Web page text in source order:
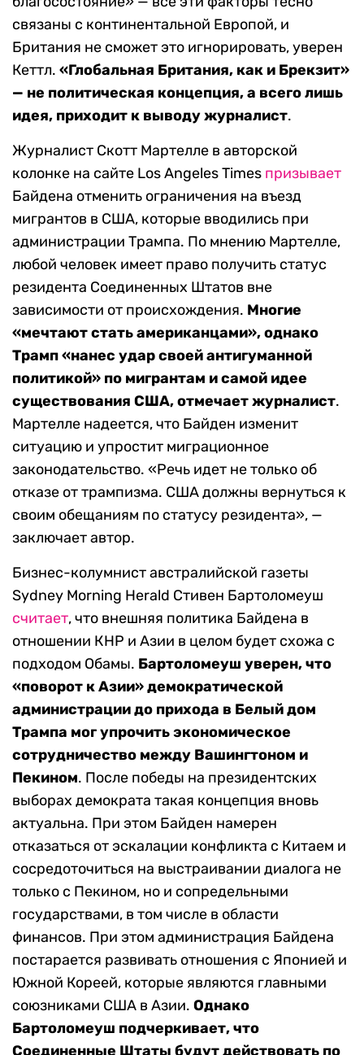
связаны с континентальной Европой, и
Британия не сможет это игнорировать, уверен
Кеттл. «Глобальная Британия, как и Брекзит»
— не политическая концепция, а всего лишь
идея, приходит к выводу журналист.
Журналист Скотт Мартелле в авторской
колонке на сайте Los Angeles Times призывает
Байдена отменить ограничения на въезд
мигрантов в США, которые вводились при
администрации Трампа. По мнению Мартелле,
любой человек имеет право получить статус
резидента Соединенных Штатов вне
зависимости от происхождения. Многие
«мечтают стать американцами», однако
Трамп «нанес удар своей антигуманной
политикой» по мигрантам и самой идее
существования США, отмечает журналист.
Мартелле надеется, что Байден изменит
ситуацию и упростит миграционное
законодательство. «Речь идет не только об
отказе от трампизма. США должны вернуться к
своим обещаниям по статусу резидента», —
заключает автор.
Бизнес-колумнист австралийской газеты
Sydney Morning Herald Стивен Бартоломеуш
считает, что внешняя политика Байдена в
отношении КНР и Азии в целом будет схожа с
подходом Обамы. Бартоломеуш уверен, что
«поворот к Азии» демократической
администрации до прихода в Белый дом
Трампа мог упрочить экономическое
сотрудничество между Вашингтоном и
Пекином. После победы на президентских
выборах демократа такая концепция вновь
актуальна. При этом Байден намерен
отказаться от эскалации конфликта с Китаем и
сосредоточиться на выстраивании диалога не
только с Пекином, но и сопредельными
государствами, в том числе в области
финансов. При этом администрация Байдена
постарается развивать отношения с Японией и
Южной Кореей, которые являются главными
союзниками США в Азии. Однако
Бартоломеуш подчеркивает, что
Соединенные Штаты будут действовать по